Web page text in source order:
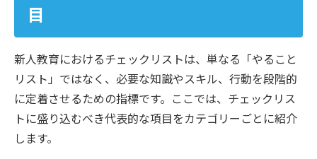
目
新人教育におけるチェックリストは、単なる「やること
リスト」ではなく、必要な知識やスキル、行動を段階的
に定着させるための指標です。ここでは、チェックリス
トに盛り込むべき代表的な項目をカテゴリーごとに紹介
します。